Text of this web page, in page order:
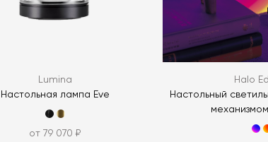
Lumina
Настольная лампа Eve
от 79 070 ₽
Halo
Настольный